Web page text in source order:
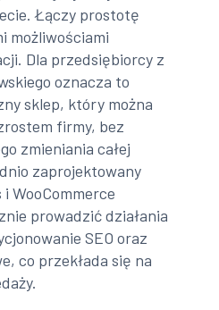
Łączy prostotę
możliwościami
Dla przedsiębiorcy z
oznacza to
sklep, który można
firmy, bez
zmieniania całej
zaprojektowany
WooCommerce
prowadzić działania
SEO oraz
co przekłada się na